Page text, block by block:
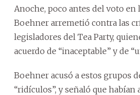
Anoche, poco antes del voto en
Boehner arremetió contra las
legisladores del Tea Party,
acuerdo de “inaceptable” y de
Boehner acusó a estos grupos
“ridículos”, y señaló que habían